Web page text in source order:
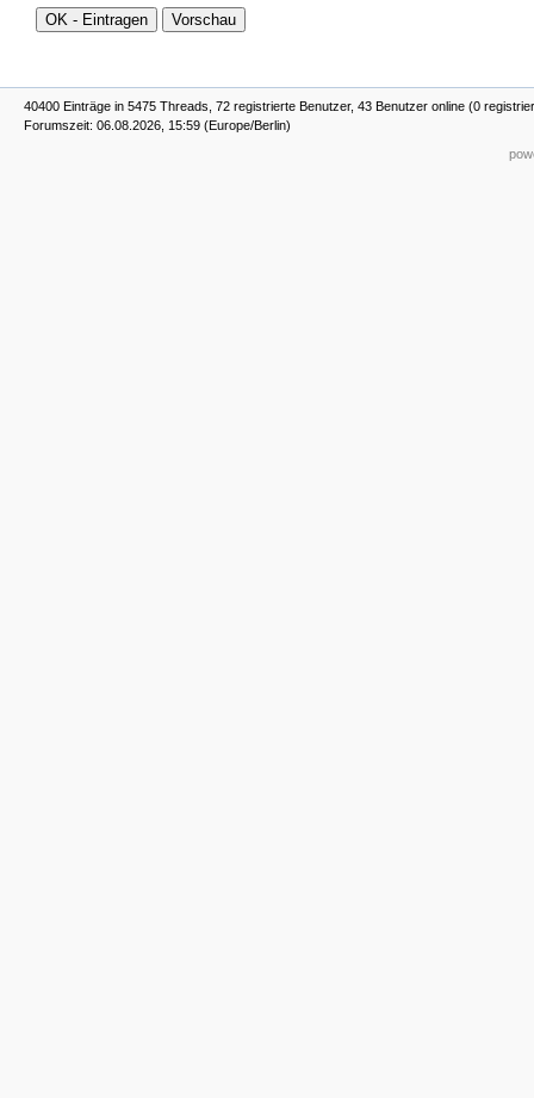
40400 Einträge in 5475 Threads, 72 registrierte Benutzer, 43 Benutzer online (0
Forumszeit: 06.08.2026, 15:59 (Europe/Berlin)